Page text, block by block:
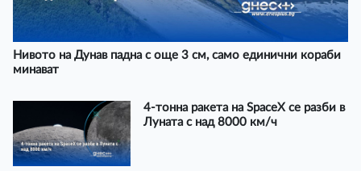
Нивото на Дунав падна с още 3 см, само единични кораби
минават
4-тонна ракета на SpaceX се разби в
Луната с над 8000 км/ч